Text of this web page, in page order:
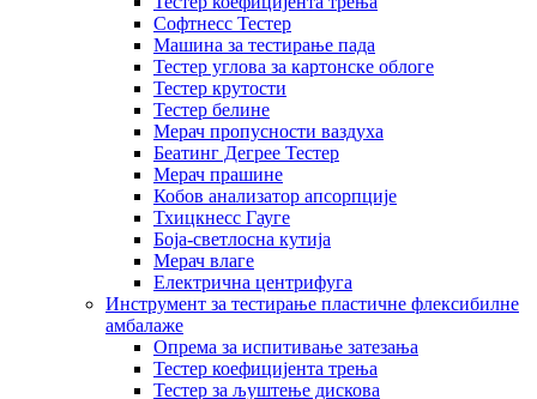
Софтнесс Тестер
Машина за тестирање пада
Тестер углова за картонске облоге
Тестер крутости
Тестер белине
Мерач пропусности ваздуха
Беатинг Дегрее Тестер
Мерач прашине
Кобов анализатор апсорпције
Тхицкнесс Гауге
Боја-светлосна кутија
Мерач влаге
Електрична центрифуга
Инструмент за тестирање пластичне флексибилне
амбалаже
Опрема за испитивање затезања
Тестер коефицијента трења
Тестер за љуштење дискова